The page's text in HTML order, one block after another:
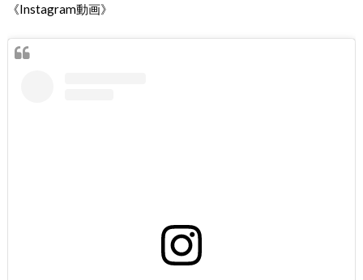
《Instagram動画》